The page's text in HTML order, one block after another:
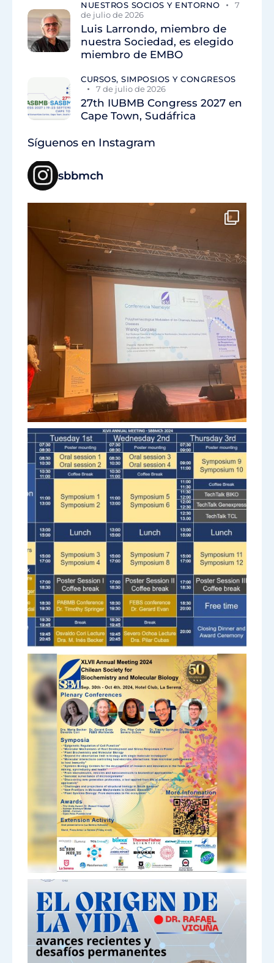
NUESTROS SOCIOS Y ENTORNO
7
de julio de 2026
Luis Larrondo, miembro de
nuestra Sociedad, es elegido
miembro de EMBO
CURSOS, SIMPOSIOS Y CONGRESOS
7 de julio de 2026
27th IUBMB Congress 2027 en
Cape Town, Sudáfrica
Síguenos en Instagram
sbbmch